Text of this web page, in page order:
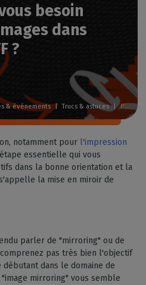
besoin
dans
?
& événements | Trucs & astuces | Pourquoi avez-vous besoin d'inverser vos images dans l'impression DTF ?
notamment pour l'impression
essentielle qui vous
dans la bonne orientation et la
la mise en miroir de
parler de "mirroring" ou de
pas très bien l'objectif
dans le domaine de
mirroring" vous semble